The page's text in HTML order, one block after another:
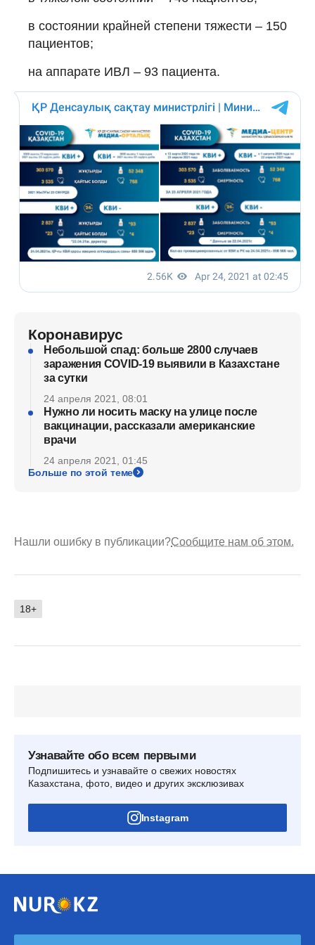
в состоянии крайней степени тяжести – 150
пациентов;
на аппарате ИВЛ – 93 пациента.
Коронавирус
Небольшой спад: больше 2800 случаев
заражения COVID-19 выявили в Казахстане
за сутки
24 апреля 2021, 08:01
Нужно ли носить маску на улице после
вакцинации, рассказали американские
врачи
24 апреля 2021, 01:45
Больше по этой теме
Нашли ошибку в публикации?Сообщите нам об этом.
18+
Узнавайте обо всем первыми
Подпишитесь и узнавайте о свежих новостях
Казахстана, фото, видео и других эксклюзивах
Instagram